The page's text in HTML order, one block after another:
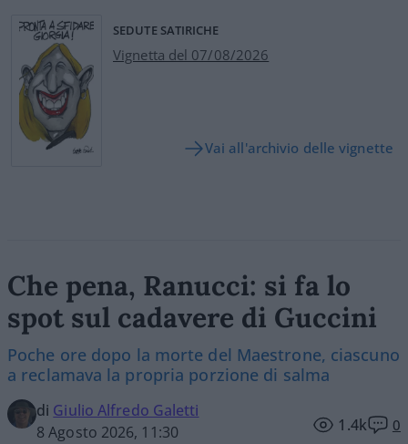
SEDUTE SATIRICHE
Vignetta del 07/08/2026
Vai all'archivio delle vignette
Che pena, Ranucci: si fa lo
spot sul cadavere di Guccini
Poche ore dopo la morte del Maestrone, ciascuno
a reclamava la propria porzione di salma
di Giulio Alfredo Galetti
8 Agosto 2026, 11:30
1.4k 0